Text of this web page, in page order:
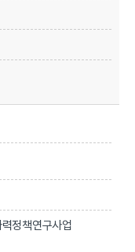
정책연구사업